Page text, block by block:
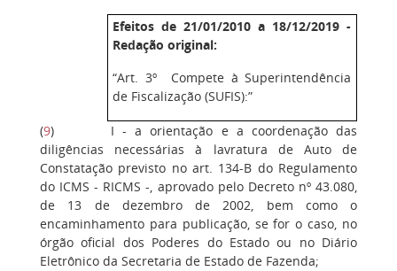
Efeitos de 21/01/2010 a 18/12/2019 -
Redação original:
“Art. 3º Compete à Superintendência
de Fiscalização (SUFIS):”
(9) I - a orientação e a coordenação das
diligências necessárias à lavratura de Auto de
Constatação previsto no art. 134-B do Regulamento
do ICMS - RICMS -, aprovado pelo Decreto nº 43.080,
de 13 de dezembro de 2002, bem como o
encaminhamento para publicação, se for o caso, no
órgão oficial dos Poderes do Estado ou no Diário
Eletrônico da Secretaria de Estado de Fazenda;